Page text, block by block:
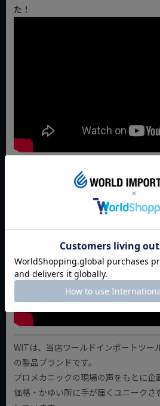
た！
Youtube『小林モータースちゃんね
WITは、当店ワールドインポートツー
の製品ブランドです。
プロメカニックの現場の声をもとに企
価格・かゆい所に手が届くユニークさ